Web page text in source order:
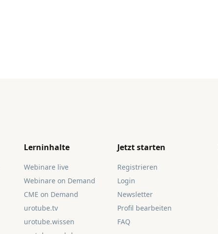
Lerninhalte
Webinare live
Webinare on Demand
CME on Demand
urotube.tv
urotube.wissen
Jetzt starten
Registrieren
Login
Newsletter
Profil bearbeiten
FAQ